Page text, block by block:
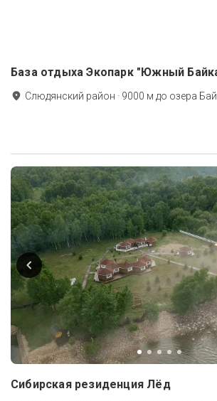
База отдыха Экопарк "Южный
Слюдянский район · 9000 м до озера
Сибирская резиденция Лёд